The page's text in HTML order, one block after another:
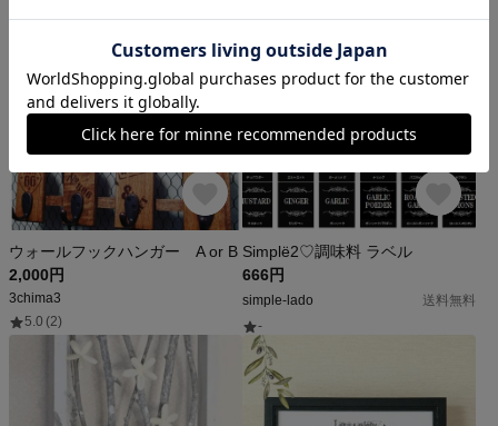
ウォールフックハンガー A or B
2,000円
3chima3
5.0 (2)
Simplё2♡調味料 ラベル
666円
simple-lado
送料無料
-